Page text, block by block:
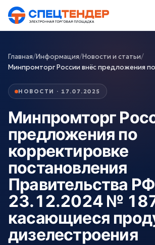
Главная/Информация/Новости и статьи/
Минпромторг России внёс предложения
НОВОСТИ · 17.07.2025
Минпромторг
предложения по
корректировке
постановления
Правительства
23.12.2024 №
касающиеся
дизелестроения